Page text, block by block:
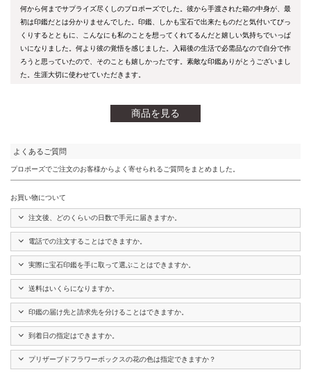
何から何までサプライズ尽くしのプロポーズでした。彼から手渡された箱の中身が、最
初は印鑑だとは分かりませんでした。印鑑、しかも宝石で出来たものだと気付いてびっ
くりするとともに、こんなにも私のことを想ってくれてるんだと嬉しい気持ちでいっぱ
いになりました。何より彼の覚悟を感じました。入籍後の生活で必需品なので自分で作
ろうと思っていたので、そのことも嬉しかったです。素敵な印鑑ありがとうございまし
た。生涯大切に使わせていただきます。
商品を見る
よくあるご質問
プロポーズでご注文のお客様からよく寄せられるご質問をまとめました。
お買い物について
注文後、どのくらいの日数で手元に届きますか。
電話での注文することはできますか。
実際に宝石印鑑を手に取って選ぶことはできますか。
送料はいくらになりますか。
印鑑の届け先と請求先を分けることはできますか。
到着日の指定はできますか。
プリザーブドフラワーボックスの花の色は指定できますか？